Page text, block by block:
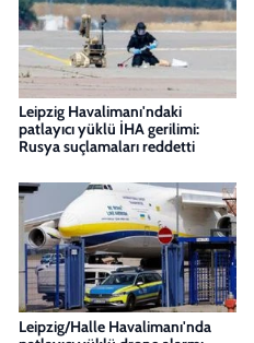
Leipzig Havalimanı'ndaki
patlayıcı yüklü İHA gerilimi:
Rusya suçlamaları reddetti
Leipzig/Halle Havalimanı'nda